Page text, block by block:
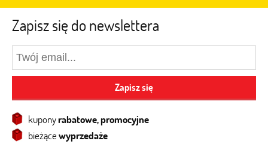
Zapisz się do newslettera
Zapisz się
kuponyrabatowe, promocyjne
bieżącewyprzedaże